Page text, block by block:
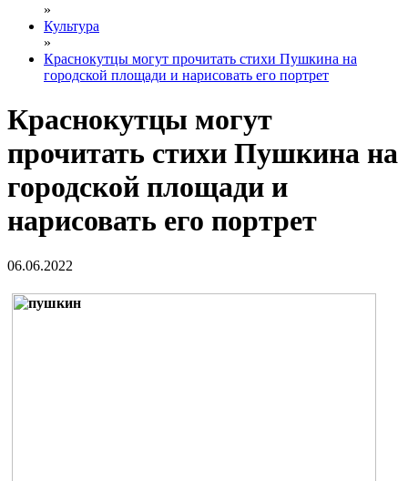
»
Культура
»
Краснокутцы могут прочитать стихи Пушкина на
городской площади и нарисовать его портрет
Краснокутцы могут
прочитать стихи Пушкина на
городской площади и
нарисовать его портрет
06.06.2022